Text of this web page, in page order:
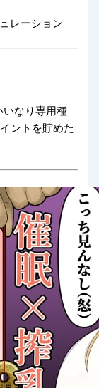
ーション
なり専用種
ントを貯めた